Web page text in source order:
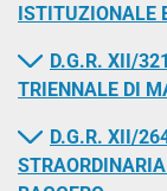
ISTITUZIONALE
D.G.R. XII/
TRIENNALE DI
D.G.R. XII/